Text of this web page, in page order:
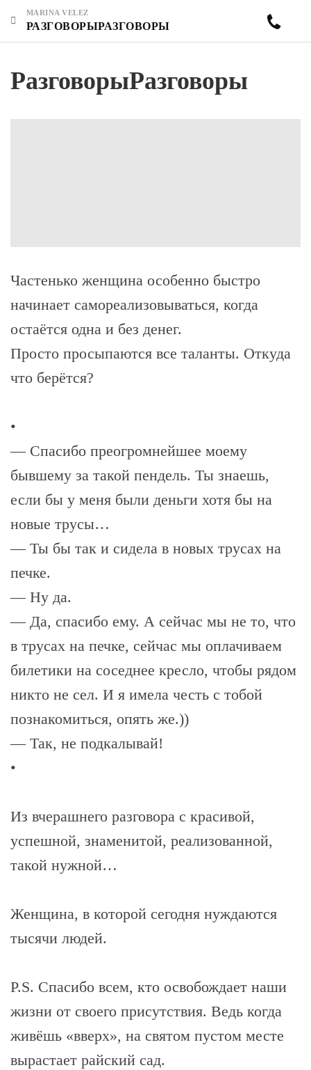
MARINA VELEZ
РАЗГОВОРЫРАЗГОВОРЫ
РазговорыРазговоры
Частенько женщина особенно быстро
начинает самореализовываться, когда
остаётся одна и без денег.
Просто просыпаются все таланты. Откуда
что берётся?
•
— Спасибо преогромнейшее моему
бывшему за такой пендель. Ты знаешь,
если бы у меня были деньги хотя бы на
новые трусы…
— Ты бы так и сидела в новых трусах на
печке.
— Ну да.
— Да, спасибо ему. А сейчас мы не то, что
в трусах на печке, сейчас мы оплачиваем
билетики на соседнее кресло, чтобы рядом
никто не сел. И я имела честь с тобой
познакомиться, опять же.))
— Так, не подкалывай!
•
Из вчерашнего разговора с красивой,
успешной, знаменитой, реализованной,
такой нужной…
Женщина, в которой сегодня нуждаются
тысячи людей.
P.S. Спасибо всем, кто освобождает наши
жизни от своего присутствия. Ведь когда
живёшь «вверх», на святом пустом месте
вырастает райский сад.